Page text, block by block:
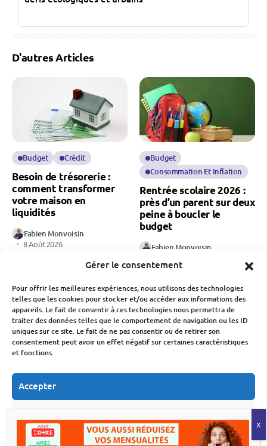
Gérer le consentement
Pour offrir les meilleures expériences, nous utilisons des technologies
telles que les cookies pour stocker et/ou accéder aux informations des
appareils. Le fait de consentir à ces technologies nous permettra de
traiter des données telles que le comportement de navigation ou les ID
uniques sur ce site. Le fait de ne pas consentir ou de retirer son
consentement peut avoir un effet négatif sur certaines caractéristiques
et fonctions.
Accepter
Voir les préférences
D'autres Articles
Budget Crédit
Besoin de trésorerie :
comment transformer
votre maison en
liquidités
Fabien Monvoisin
8 Août 2026
Budget
Consommation Et Inflation
Rentrée scolaire 2026 :
près d’un parent sur deux
peine à boucler le
budget
Fabien Monvoisin
Banque Et Néo-Banque
Présidentielle 2027 : le
Crédit Mutuel refuse de
Fabien Monvoisin
7 Août 2026
Natalité en France : une
inquiète pour notre
Fabien Monvoisin
7 Août 2026